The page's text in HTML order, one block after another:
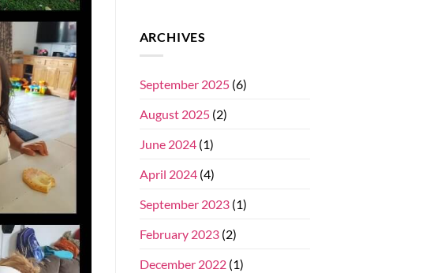
ARCHIVES
September 2025(6)
August 2025(2)
June 2024(1)
April 2024(4)
September 2023(1)
February 2023(2)
December 2022(1)